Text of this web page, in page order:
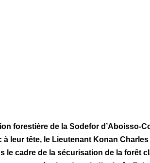
forestière de la Sodefor d’Aboisso-
à leur tête, le Lieutenant Konan
le cadre de la sécurisation de la forêt